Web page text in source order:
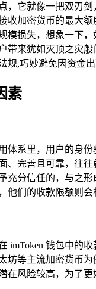
，它就像一把双刃
收加密货币的最大
模损失，想象一下
带来犹如灭顶之灾
规,巧妙避免因资金
素
体系里，用户的身
、完善且可靠，往
充分信任的，与之
他们的收款限额则
imToken 钱包中的
坊等主流加密货币
在风险较高，为了